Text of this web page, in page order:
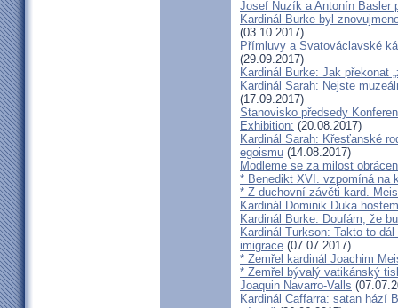
Josef Nuzík a Antonín Basler
Kardinál Burke byl
(03.10.2017)
Přímluvy a Svatováclavské
(29.09.2017)
Kardinál Burke: Jak překonat
Kardinál Sarah: Nejste
(17.09.2017)
Stanovisko předsedy
Exhibition: (20.08.2017)
Kardinál Sarah: Křesťanské
egoismu (14.08.2017)
Modleme se za milost
* Benedikt XVI. vzpomíná na
* Z duchovní závěti kard.
Kardinál Dominik Duka
Kardinál Burke: Doufám, že
Kardinál Turkson: Takto to
imigrace (07.07.2017)
* Zemřel kardinál Joachim
* Zemřel bývalý vatikánský
Joaquin Navarro-Valls
Kardinál Caffarra: satan hází